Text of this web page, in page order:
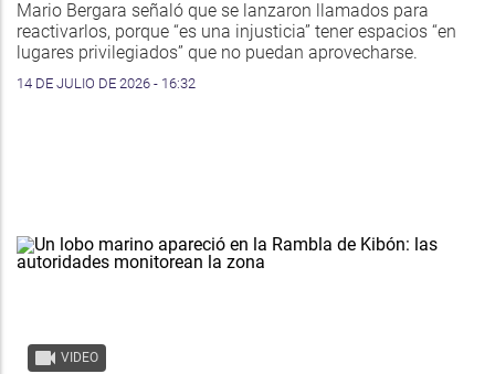
Mario Bergara señaló que se lanzaron llamados para
reactivarlos, porque “es una injusticia” tener espacios “en
lugares privilegiados” que no puedan aprovecharse.
14 DE JULIO DE 2026 - 16:32
VIDEO